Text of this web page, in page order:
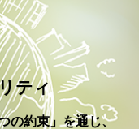
ティ
の約束」を通じ、